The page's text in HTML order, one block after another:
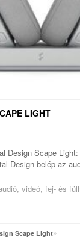
LIGHT
Design Scape
Design belép az
videó, fej- és
Scape Light